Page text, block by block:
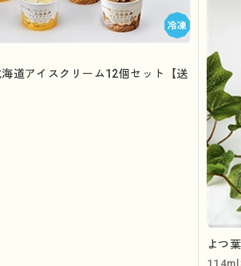
海道アイスクリーム12個セット【送
よつ